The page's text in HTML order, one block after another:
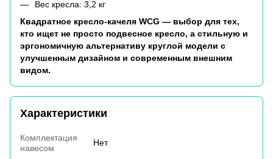
Вес кресла: 3,2 кг
Квадратное кресло-качеля WCG — выбор для тех,
кто ищет не просто подвесное кресло, а стильную и
эргономичную альтернативу круглой модели с
улучшенным дизайном и современным внешним
видом.
Характеристики
Комплектация
навесом
Нет